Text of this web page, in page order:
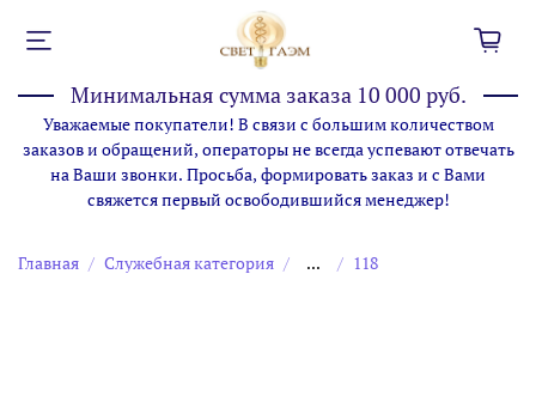
Минимальная сумма заказа 10 000 руб.
Уважаемые покупатели! В связи с большим количеством
заказов и обращений, операторы не всегда успевают отвечать
на Ваши звонки. Просьба, формировать заказ и с Вами
свяжется первый освободившийся менеджер!
Главная Служебная категория ... 118